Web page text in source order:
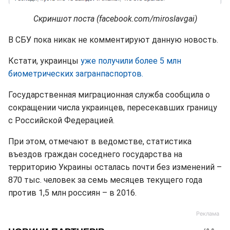
Скриншот поста (facebook.com/miroslavgai)
В СБУ пока никак не комментируют данную новость.
Кстати, украинцы уже получили более 5 млн
биометрических загранпаспортов.
Государственная миграционная служба сообщила о
сокращении числа украинцев, пересекавших границу
с Российской Федерацией.
При этом, отмечают в ведомстве, статистика
въездов граждан соседнего государства на
территорию Украины осталась почти без изменений –
870 тыс. человек за семь месяцев текущего года
против 1,5 млн россиян – в 2016.